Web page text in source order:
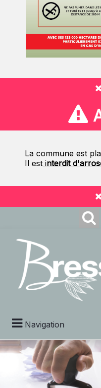
La commune est
Il est interdit
Navigation